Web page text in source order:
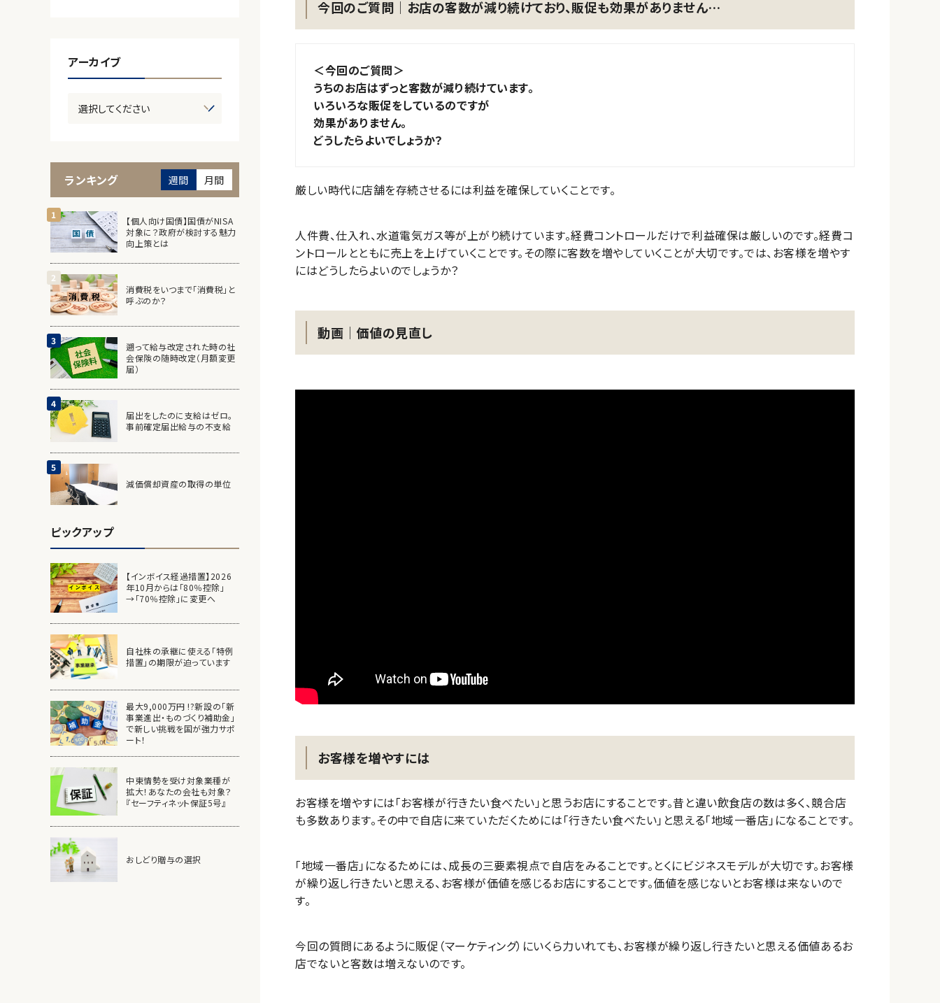
今回のご質問│お店の客数が減り続けており、販促も効果がありません…
＜今回のご質問＞
うちのお店はずっと客数が減り続けています。
いろいろな販促をしているのですが
効果がありません。
どうしたらよいでしょうか？
厳しい時代に店舗を存続させるには利益を確保していくことです。
人件費、仕入れ、水道電気ガス等が上がり続けています。経費コントロールだけで利益確保は厳しいのです。経費コ
ントロールとともに売上を上げていくことです。その際に客数を増やしていくことが大切です。では、お客様を増やす
にはどうしたらよいのでしょうか？
動画│価値の見直し
お客様を増やすには
お客様を増やすには「お客様が行きたい食べたい」と思うお店にすることです。昔と違い飲食店の数は多く、競合店
も多数あります。その中で自店に来ていただくためには「行きたい食べたい」と思える「地域一番店」になることです。
「地域一番店」になるためには、成長の三要素視点で自店をみることです。とくにビジネスモデルが大切です。お客様
が繰り返し行きたいと思える、お客様が価値を感じるお店にすることです。価値を感じないとお客様は来ないので
す。
今回の質問にあるように販促（マーケティング）にいくら力いれても、お客様が繰り返し行きたいと思える価値あるお
店でないと客数は増えないのです。
アーカイブ
ランキング 週間 月間
【個人向け国債】国債がNISA
対象に？政府が検討する魅力
向上策とは
消費税をいつまで「消費税」と
呼ぶのか？
遡って給与改定された時の社
会保険の随時改定（月額変更
届）
届出をしたのに支給はゼロ。
事前確定届出給与の不支給
減価償却資産の取得の単位
ピックアップ
【インボイス経過措置】2026
年10月からは「80％控除」
→「70％控除」に変更へ
自社株の承継に使える「特例
措置」の期限が迫っています
最大9,000万円 !?新設の「新
事業進出・ものづくり補助金」
で新しい挑戦を国が強力サポ
ート！
中東情勢を受け対象業種が
拡大！あなたの会社も対象？
『セーフティネット保証5号』
おしどり贈与の選択